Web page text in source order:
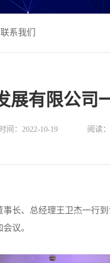
联系我们
展有限公司
间：2022-10-19 阅读
长、总经理王卫杰一行
议。